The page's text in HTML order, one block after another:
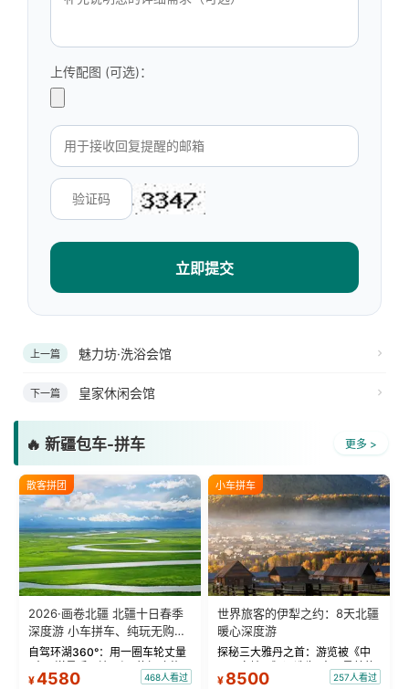
上传配图 (可选)：
立即提交
上一篇 魅力坊·洗浴会馆
下一篇 皇家休闲会馆
🔥 新疆包车-拼车 更多 >
散客拼团
2026·画卷北疆 北疆十日春季
深度游 小车拼车、纯玩无购
物！
自驾环湖360°：用一圈车轮丈量
“大西洋最后一滴眼泪”的极致蔚
蓝。 赛湖旅拍：甄选多款风格服
¥4580 468人看过
小车拼车
世界旅客的伊犁之约：8天北疆
暖心深度游
探秘三大雅丹之首：游览被《中
国国家地理》评选为“中国最美的
三大雅丹”第一名的克拉玛依魔鬼
¥ 8500 257人看过